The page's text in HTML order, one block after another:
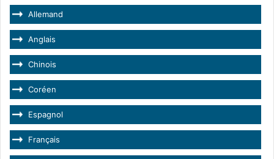
Allemand
Anglais
Chinois
Coréen
Espagnol
Français